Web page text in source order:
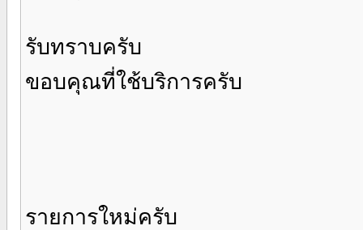
รับทราบครับ
ขอบคุณที่ใช้บริการครับ
รายการใหม่ครับ